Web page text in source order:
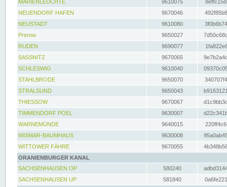
MARIENLEUCHTE
9610075
NEUENDORF HAFEN
9670046
NEUSTADT
9610080
Prerow
9650027
RUDEN
9690077
SASSNITZ
9670065
SCHLESWIG
9610040
STAHLBRODE
9650070
STRALSUND
9650043
THIESSOW
9670067
TIMMENDORF POEL
9630007
WARNEMÜNDE
9640015
WISMAR-BAUMHAUS
9630008
WITTOWER FÄHRE
9670055
ORANIENBURGER KANAL
SACHSENHAUSEN OP
580240
SACHSENHAUSEN UP
581840